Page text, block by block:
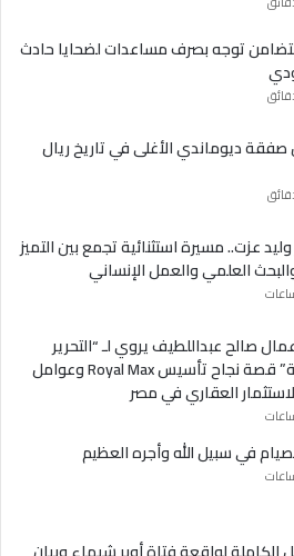
توجه بصرف مساعدات لضحايا حادث
ديوماندي الأغلى في تاريخ ريال
وليد عزت.. مسيرة استثنائية تجمع بين التميز
العلمي والعمل الإنساني
صالح عبداللطيف يروي لـ “التحرير
الإخبارية” قصة نجاح تأسيس Royal Max وعوامل
العقاري في مصر
في سبيل الله وأجره العظيم